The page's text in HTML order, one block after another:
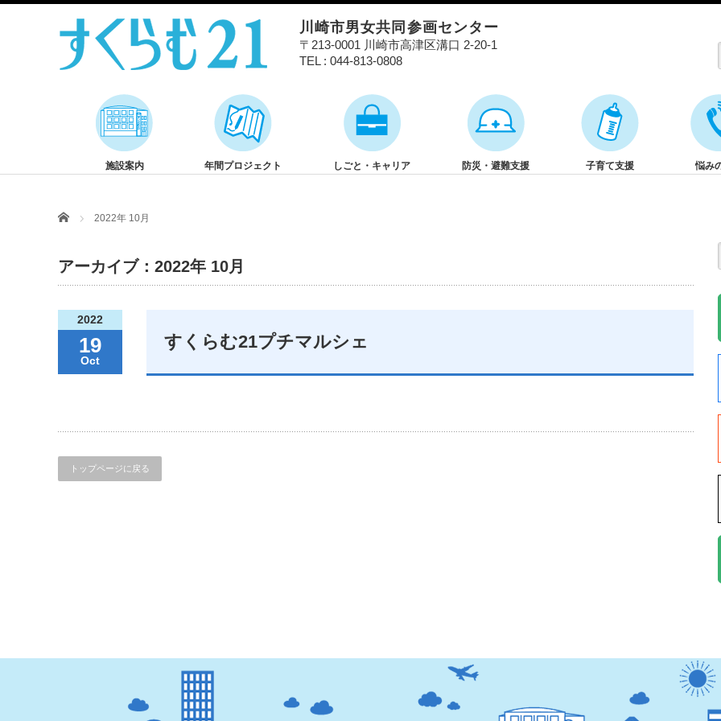
川崎市男女共同参画センター
〒213-0001 川崎市高津区溝口 2-20-1
TEL : 044-813-0808
施設案内 年間プロジェクト しごと・キャリア 防災・避難支援 子育て支援 悩み
Home 2022年 10月
アーカイブ：2022年 10月
2022
19
Oct
すくらむ21プチマルシェ
トップページに戻る